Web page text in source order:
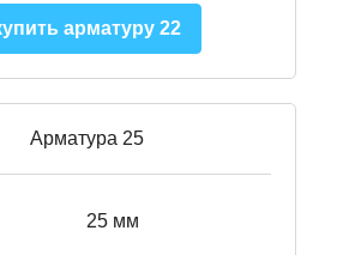
арматуру 22
Арматура 25
25 мм